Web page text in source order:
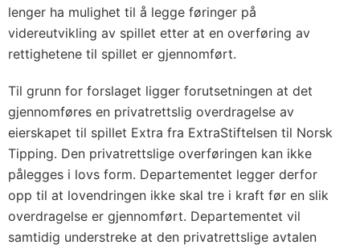
lenger ha mulighet til å legge føringer på
videreutvikling av spillet etter at en overføring av
rettighetene til spillet er gjennomført.
Til grunn for forslaget ligger forutsetningen at det
gjennomføres en privatrettslig overdragelse av
eierskapet til spillet Extra fra ExtraStiftelsen til Norsk
Tipping. Den privatrettslige overføringen kan ikke
pålegges i lovs form. Departementet legger derfor
opp til at lovendringen ikke skal tre i kraft før en slik
overdragelse er gjennomført. Departementet vil
samtidig understreke at den privatrettslige avtalen